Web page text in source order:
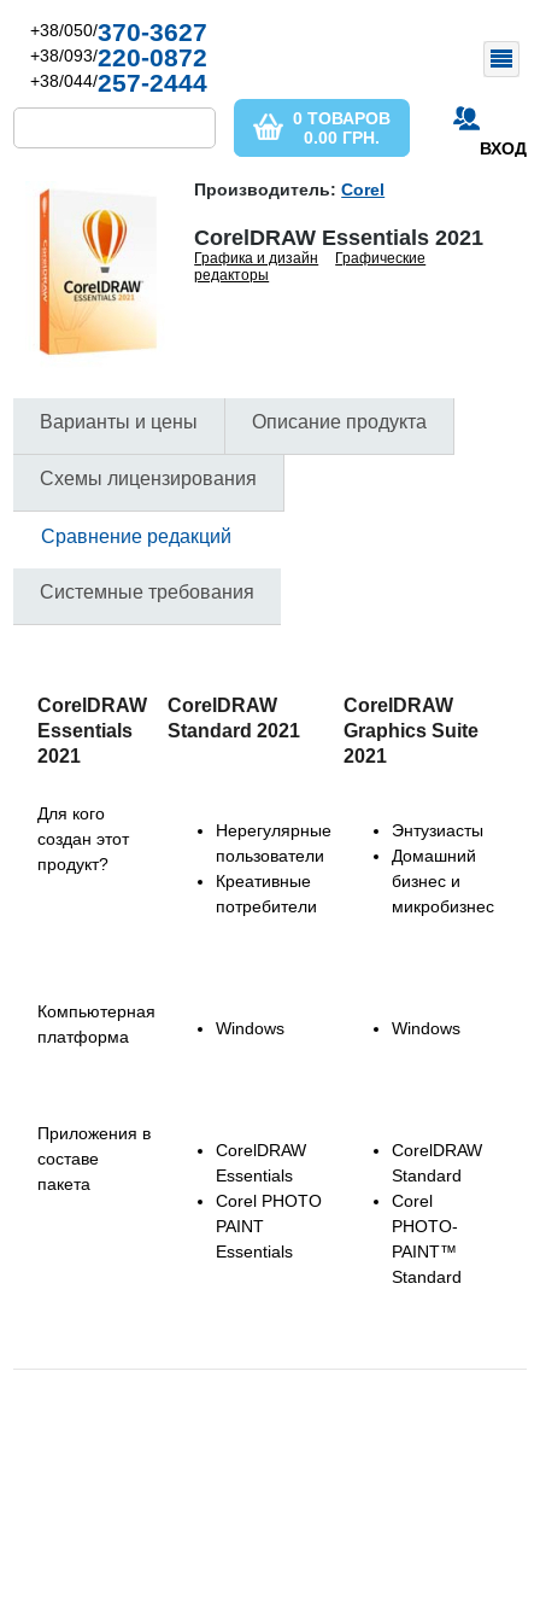
+38/050/370-3627
+38/093/220-0872
+38/044/257-2444
ВХОД
0 ТОВАРОВ
0.00 ГРН.
Производитель:Corel
CorelDRAW Essentials 2021
Графика и дизайн
Графические
редакторы
Варианты и цены Описание продукта
Схемы лицензирования
Сравнение редакций
Системные требования
CorelDRAW
Essentials
2021
CorelDRAW
Standard 2021
CorelDRAW
Graphics Suite
2021
Для кого
создан этот
продукт?
Нерегулярные
пользователи
Креативные
потребители
Энтузиасты
Домашний
бизнес и
микробизнес
Компьютерная
платформа
Windows Windows
Приложения в
составе
пакета
CorelDRAW
Essentials
Corel PHOTO
PAINT
Essentials
CorelDRAW
Standard
Corel
PHOTO-
PAINT™
Standard